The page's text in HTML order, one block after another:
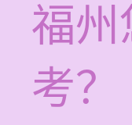
福州
考？